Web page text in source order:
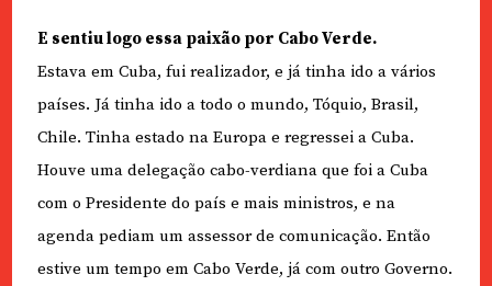
E sentiu logo essa paixão por Cabo Verde.
Estava em Cuba, fui realizador, e já tinha ido a vários
países. Já tinha ido a todo o mundo, Tóquio, Brasil,
Chile. Tinha estado na Europa e regressei a Cuba.
Houve uma delegação cabo-verdiana que foi a Cuba
com o Presidente do país e mais ministros, e na
agenda pediam um assessor de comunicação. Então
estive um tempo em Cabo Verde, já com outro Governo.